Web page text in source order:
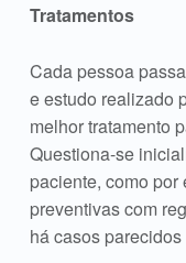
Tratamentos
Cada pessoa
e estudo realizado
melhor tratamento
Questiona-se
paciente, como
preventivas com
há casos